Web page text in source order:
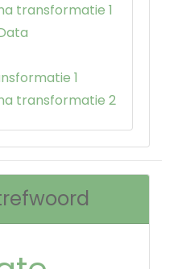
transformatie 1
1
transformatie 2